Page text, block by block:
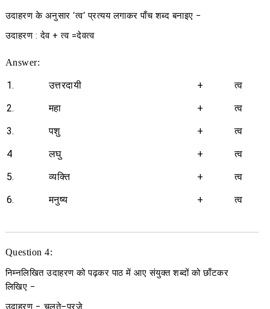
उदाहरण के अनुसार‘त्व‘प्रत्यय लगाकर पाँच शब्द बनाइए −
उदाहरण :देव +त्व =देवत्व
Answer:
1. उत्तरदायी +
त्व
2.
महा +
त्व
3.
पशु +
त्व
4
लघु +
त्व
5.
व्यक्ति +
त्व
6.
मनुष्य + त्व
Question 4:
निम्नलिखित उदाहरण को पढ़कर पाठ में आए संयुक्त शब्दों को छाँटकर
लिखिए −
उदाहरण −चलते–पुरज़े